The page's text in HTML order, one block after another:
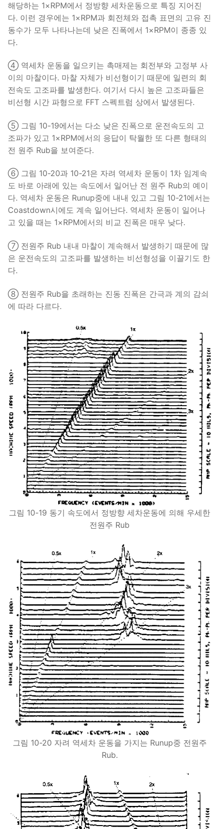
해당하는 1×RPM에서 정방향 세차운동으로 특징 지어진
다. 이런 경우에는 1×RPM과 회전체와 접촉 표면의 고유 진
동수가 모두 나타나는데 낮은 진폭에서 1×RPM이 종종 있
다.
④ 역세차 운동을 일으키는 촉매제는 회전부와 고정부 사
이의 마찰이다. 마찰 자체가 비선형이기 때문에 일련의 회
전속도 고조파를 발생한다. 여기서 다시 높은 고조파들은
비선형 시간 파형으로 FFT 스펙트럼 상에서 발생된다.
⑤ 그림 10-19에서는 다소 낮은 진폭으로 운전속도의 고
조파가 있고 1×RPM에서의 응답이 탁월한 또 다른 형태의
전 원주 Rub을 보여준다.
⑥ 그림 10-20과 10-21은 자려 역세차 운동이 1차 임계속
도 바로 아래에 있는 속도에서 일어난 전 원주 Rub의 예이
다. 역세차 운동은 Runup중에 내내 있고 그림 10-21에서는
Coastdown시에도 계속 일어난다. 역세차 운동이 일어나
고 있을 때는 1×RPM에서의 비교 진폭은 매우 낮다.
⑦ 전원주 Rub 내내 마찰이 계속해서 발생하기 때문에 많
은 운전속도의 고조파를 발생하는 비선형성을 이끌기도 한
다.
⑧ 전원주 Rub을 초래하는 진동 진폭은 간극과 계의 감쇠
에 따라 다르다.
그림 10-19 동기 속도에서 정방향 세차운동에 의해 우세한
전원주 Rub
그림 10-20 자려 역세차 운동을 가지는 Runup중 전원주
Rub.